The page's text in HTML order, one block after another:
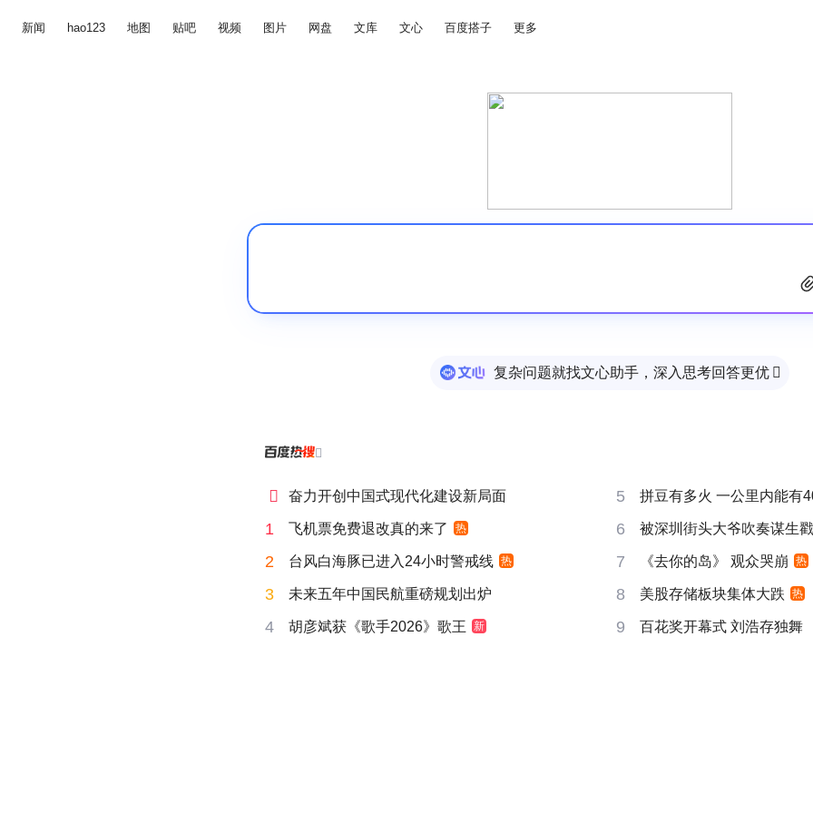
新闻 hao123 地图 贴吧 视频 图片 网盘 文库 文心 百度搭子 更多
复杂问题就找文心助手，深入思考回答更优 

 奋力开创中国式现代化建设新局面 5 拼豆有多火 一公里内能有
1 飞机票免费退改真的来了 热 6 被深圳街头大爷吹奏谋生
2 台风白海豚已进入24小时警戒线 热 7 《去你的岛》 观众哭崩 热
3 未来五年中国民航重磅规划出炉 8 美股存储板块集体大跌 热
4 胡彦斌获《歌手2026》歌王 新 9 百花奖开幕式 刘浩存独舞